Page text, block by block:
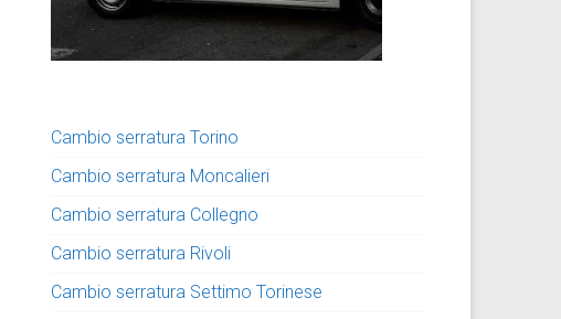
Cambio serratura Torino
Cambio serratura Moncalieri
Cambio serratura Collegno
Cambio serratura Rivoli
Cambio serratura Settimo Torinese